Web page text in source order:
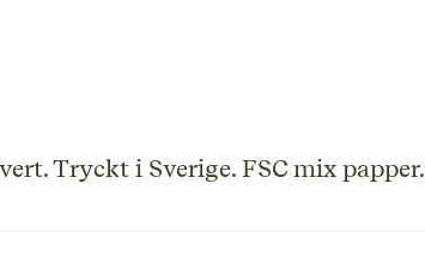
Tryckt i Sverige. FSC mix papper.